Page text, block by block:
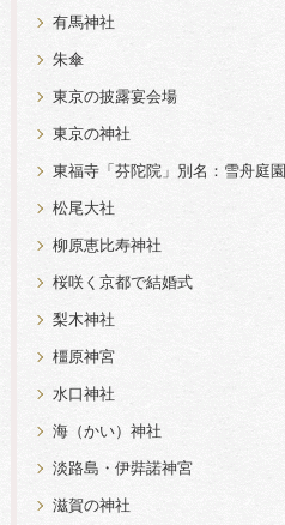
有馬神社
朱傘
東京の披露宴会場
東京の神社
東福寺「芬陀院」別名：雪舟庭園
松尾大社
柳原恵比寿神社
桜咲く京都で結婚式
梨木神社
橿原神宮
水口神社
海（かい）神社
淡路島・伊弉諾神宮
滋賀の神社